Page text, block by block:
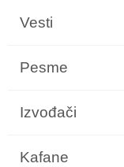
Vesti
Pesme
Izvođači
Kafane